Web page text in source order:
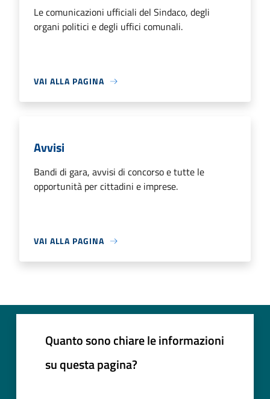
Le comunicazioni ufficiali del Sindaco, degli
organi politici e degli uffici comunali.
VAI ALLA PAGINA
Avvisi
Bandi di gara, avvisi di concorso e tutte le
opportunità per cittadini e imprese.
VAI ALLA PAGINA
Quanto sono chiare le informazioni
su questa pagina?